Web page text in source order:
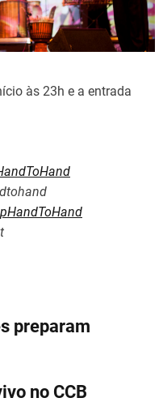
às 23h e a entrada
preparam
no CCB